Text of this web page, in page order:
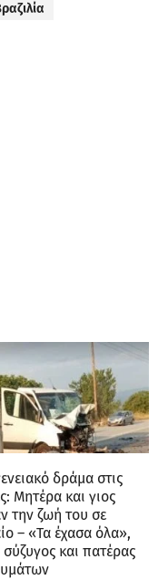
δράμα στις
Μητέρα και γιος
την ζωή του σε
– «Τα έχασα όλα»,
σύζυγος και πατέρας